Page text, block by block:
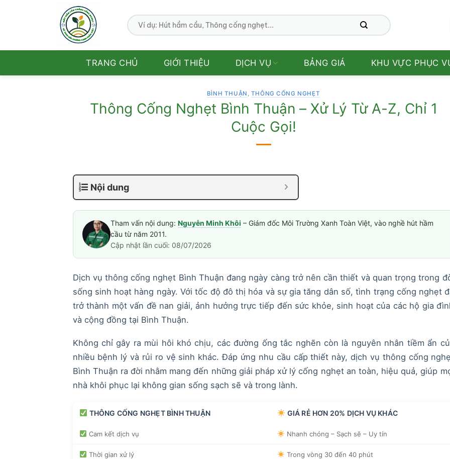
TRANG CHỦ GIỚI THIỆU DỊCH VỤ BẢNG GIÁ KHU VỰC PHỤC
BÌNH THUẬN , THÔNG CỐNG NGHẸT
Thông Cống Nghẹt Bình Thuận – Xử Lý Từ A-Z, Chỉ 1
Cuộc Gọi!
Nội dung
Tham vấn nội dung: Nguyễn Minh Khôi – Giám đốc Môi Trường Xanh Toàn Việt, vào nghề hút hầm
cầu từ năm 2011.
Cập nhật lần cuối: 08/07/2026
Dịch vụ thông cống nghẹt Bình Thuận đang ngày càng trở nên cần thiết và quan trọng trong
sống sinh hoạt hàng ngày. Với tốc độ đô thị hóa và sự gia tăng dân số, tình trạng cống nghẹt
trở thành một vấn đề nan giải, ảnh hưởng trực tiếp đến sức khỏe, sinh hoạt của các hộ gia
và cộng đồng tại Bình Thuận.
Không chỉ gây ra mùi hôi khó chịu, các đường ống tắc nghẽn còn là nguyên nhân tiềm ẩn
nhiều bệnh lý và rủi ro vệ sinh khác. Đáp ứng nhu cầu cấp thiết này, dịch vụ thông cống
Bình Thuận ra đời nhằm mang đến những giải pháp xử lý cống nghẹt an toàn, hiệu quả, giúp
nhà khôi phục lại không gian sống sạch sẽ và trong lành.
THÔNG CỐNG NGHẸT BÌNH THUẬN GIÁ RẺ HƠN 20% DỊCH VỤ KHÁC
Cam kết dịch vụ Nhanh chóng – Sạch sẽ – Uy tín
Thời gian xử lý Trong vòng 30 đến 40 phút